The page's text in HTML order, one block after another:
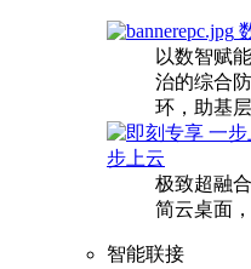
以数智赋
治的综合
环，助基
步上云
极致超融
简云桌面
智能联接